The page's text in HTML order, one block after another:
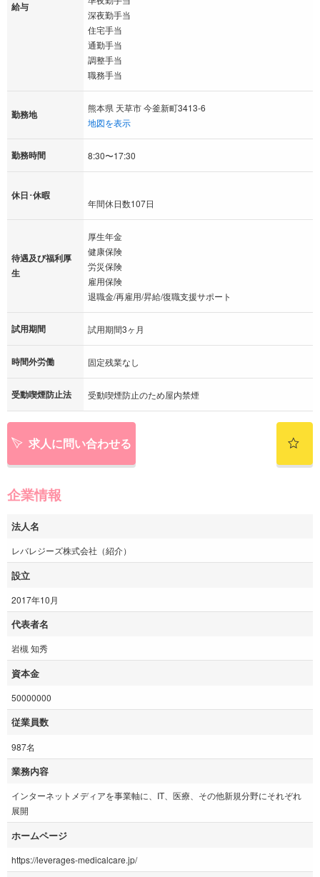
給与
深夜勤手当
住宅手当
通勤手当
調整手当
職務手当
勤務地
熊本県 天草市 今釜新町3413-6
地図を表示
勤務時間 8:30〜17:30
休日･休暇
年間休日数107日
待遇及び福利厚
生
厚生年金
健康保険
労災保険
雇用保険
退職金/再雇用/昇給/復職支援サポート
試用期間 試用期間3ヶ月
時間外労働 固定残業なし
受動喫煙防止法 受動喫煙防止のため屋内禁煙
求人に問い合わせる
企業情報
法人名
レバレジーズ株式会社（紹介）
設立
2017年10月
代表者名
岩槻 知秀
資本金
50000000
従業員数
987名
業務内容
インターネットメディアを事業軸に、IT、医療、その他新規分野にそれぞれ
展開
ホームページ
https://leverages-medicalcare.jp/